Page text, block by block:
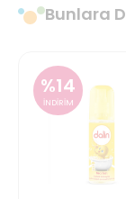
Bunlara
%14
İNDİRİM